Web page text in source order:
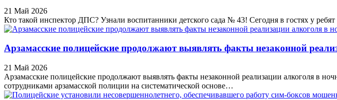
21 Май 2026
Кто такой инспектор ДПС? Узнали воспитанники детского сада № 43! Сегодня в гостях у
Арзамасские полицейские продолжают выявлять факты незаконной
21 Май 2026
Арзамасские полицейские продолжают выявлять факты незаконной реализации алкоголя в
сотрудниками арзамасской полиции на систематической основе…